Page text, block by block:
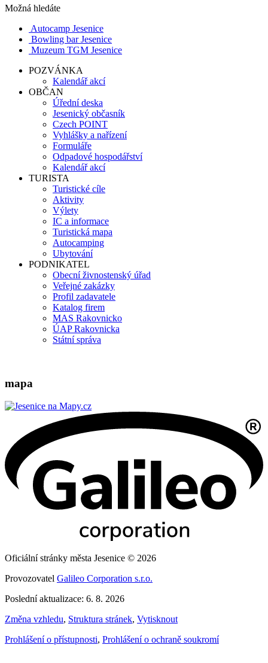
Možná hledáte
Autocamp Jesenice
Bowling bar Jesenice
Muzeum TGM Jesenice
POZVÁNKA
Kalendář akcí
OBČAN
Úřední deska
Jesenický občasník
Czech POINT
Vyhlášky a nařízení
Formuláře
Odpadové hospodářství
Kalendář akcí
TURISTA
Turistické cíle
Aktivity
Výlety
IC a informace
Turistická mapa
Autocamping
Ubytování
PODNIKATEL
Obecní živnostenský úřad
Veřejné zakázky
Profil zadavatele
Katalog firem
MAS Rakovnicko
ÚAP Rakovnicka
Státní správa
mapa
Oficiální stránky města Jesenice © 2026
Provozovatel Galileo Corporation s.r.o.
Poslední aktualizace: 6. 8. 2026
Změna vzhledu, Struktura stránek, Vytisknout
Prohlášení o přístupnosti, Prohlášení o ochraně soukromí